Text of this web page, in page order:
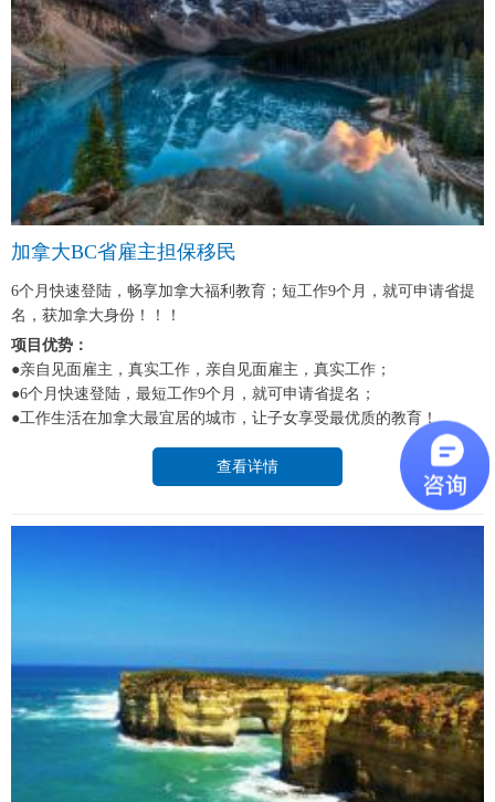
加拿大BC省雇主担保移民
6个月快速登陆，畅享加拿大福利教育；短工作9个月，就可申请省提
名，获加拿大身份！！！
项目优势：
●亲自见面雇主，真实工作，亲自见面雇主，真实工作；
●6个月快速登陆，最短工作9个月，就可申请省提名；
●工作生活在加拿大最宜居的城市，让子女享受最优质的教育！
查看详情